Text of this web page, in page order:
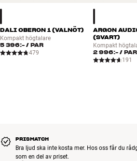
DALI OBERON 1 (VALNÖT)
Kompakt högtalare
5 396:- / PAR
479
ARGON
(SVART)
Kompakt
2 996:-/ PAR
191
PRISMATCH
Bra ljud ska inte kosta mer. Hos oss får du
som en del av priset.